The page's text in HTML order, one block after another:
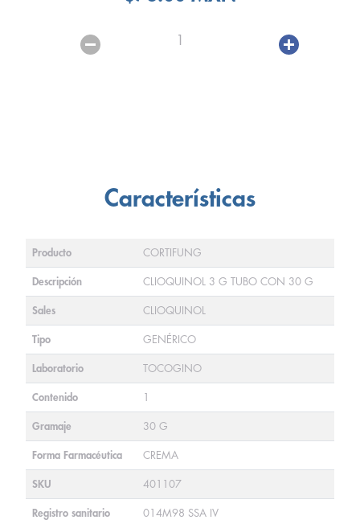
1
Características
Producto CORTIFUNG
Descripción CLIOQUINOL 3 G TUBO CON 30 G
Sales CLIOQUINOL
Tipo GENÉRICO
Laboratorio TOCOGINO
Contenido 1
Gramaje 30 G
Forma Farmacéutica CREMA
SKU 401107
Registro sanitario 014M98 SSA IV